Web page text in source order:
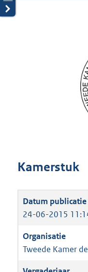
Kamerstuk
24-06-2015
Tweede Kamer